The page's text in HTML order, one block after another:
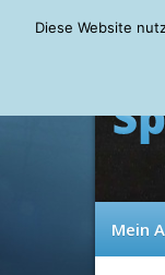
Mein
Diese Website